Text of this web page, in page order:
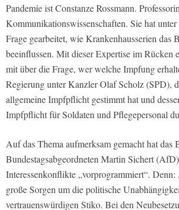
Pandemie ist Constanze Rossmann.
Kommunikationswissenschaften. Sie hat unter
Frage gearbeitet, wie Krankenhausserien das
beeinflussen. Mit dieser Expertise im Rücken
mit über die Frage, wer welche Impfung
Regierung unter Kanzler Olaf Scholz (SPD),
allgemeine Impfpflicht gestimmt hat und
Impfpflicht für Soldaten und Pflegepersonal
Auf das Thema aufmerksam gemacht hat das
Bundestagsabgeordneten Martin Sichert
Interessenkonflikte „vorprogrammiert“. Denn:
große Sorgen um die politische
vertrauenswürdigen Stiko. Bei den